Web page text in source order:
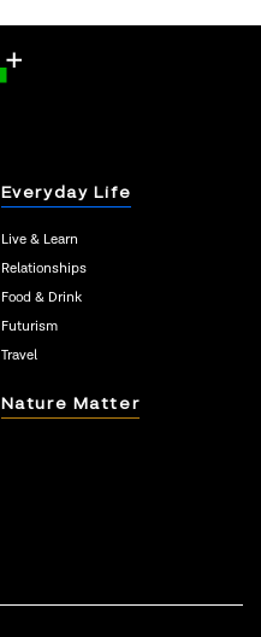
Everyday Life
Live & Learn
Relationships
Food & Drink
Futurism
Travel
Nature Matter